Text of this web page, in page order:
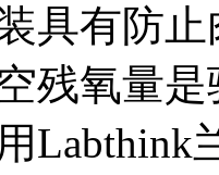
具有防
残氧量
Labthink